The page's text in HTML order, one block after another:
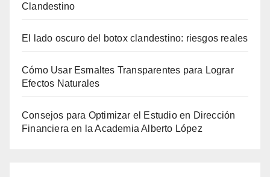
Clandestino
El lado oscuro del botox clandestino: riesgos reales
Cómo Usar Esmaltes Transparentes para Lograr
Efectos Naturales
Consejos para Optimizar el Estudio en Dirección
Financiera en la Academia Alberto López